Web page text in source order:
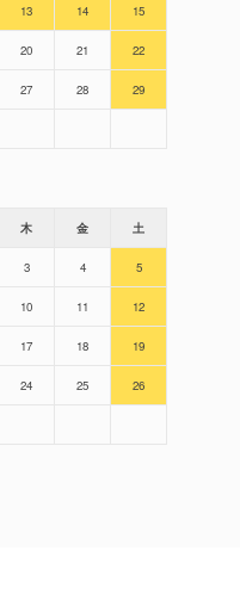
13 14 15
20 21 22
27 28 29
木 金 土
3 4 5
10 11 12
17 18 19
24 25 26